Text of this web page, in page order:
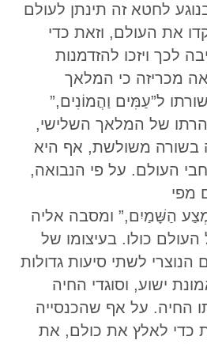
לחטא זה תינתן לעולם
את העולם, וזאת כדי
לכך ויזכו להזדמנות
מכריזה כי המלאך
ל”עַמִּים וַהֲמוֹנִים,”
של המלאך השלישי,
בשורה משולשת, אף היא
העולם. על פי הנבואה,
מפי
הַשָּׁמַיִם,” ומסבה אליה
כולו. בעיצומו של
לשתי סיעות גדולות
ישוע, וסוגדי החיה
החיה. על אף שהכנסייה
כדי לאלץ את כולם, את